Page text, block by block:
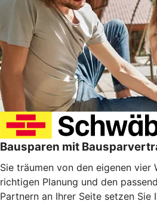
Bausparen mit
Sie träumen von den eigenen vier
richtigen Planung und den
Partnern an Ihrer Seite setzen Sie